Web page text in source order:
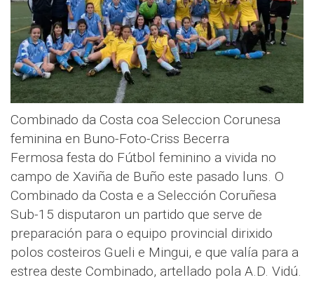
Combinado da Costa coa Seleccion Corunesa
feminina en Buno-Foto-Criss Becerra
Fermosa festa do Fútbol feminino a vivida no
campo de Xaviña de Buño este pasado luns. O
Combinado da Costa e a Selección Coruñesa
Sub-15 disputaron un partido que serve de
preparación para o equipo provincial dirixido
polos costeiros Gueli e Mingui, e que valía para a
estrea deste Combinado, artellado pola A.D. Vidú.